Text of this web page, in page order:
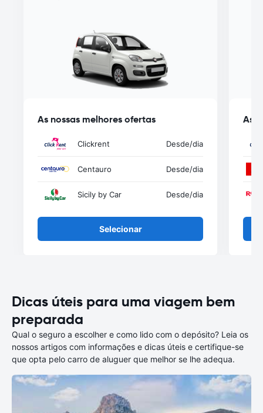
As nossas melhores ofertas
Clickrent Desde/dia
Centauro Desde/dia
Sicily by Car Desde/dia
Selecionar
As
Dicas úteis para uma viagem bem
preparada
Qual o seguro a escolher e como lido com o depósito? Leia os
nossos artigos com informações e dicas úteis e certifique-se
que opta pelo carro de aluguer que melhor se lhe adequa.